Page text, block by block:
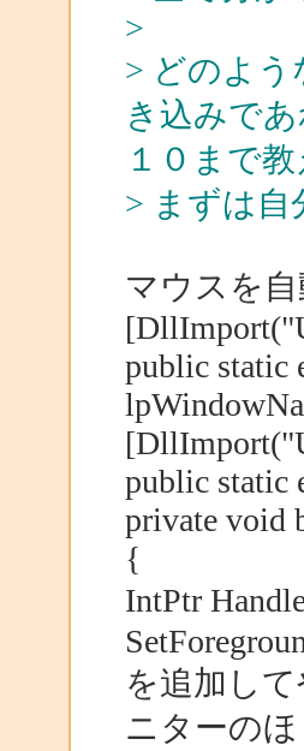
>
> どのよ
き込みで
１０まで
> まずは自
マウスを
public static
public static
private void
{
IntPtr
を追加し
ニターの